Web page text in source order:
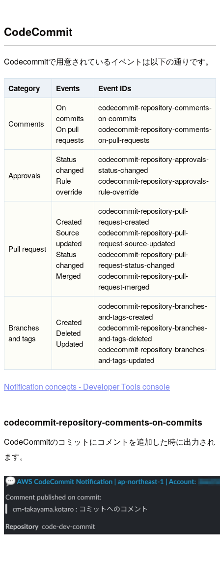
CodeCommit
Codecommitで用意されているイベントは以下の通りです。
Category Events Event IDs
Comments
On
commits
On pull
requests
codecommit-repository-comments-
on-commits
codecommit-repository-comments-
on-pull-requests
Approvals
Status
changed
Rule
override
codecommit-repository-approvals-
status-changed
codecommit-repository-approvals-
rule-override
Pull request
Created
Source
updated
Status
changed
Merged
codecommit-repository-pull-
request-created
codecommit-repository-pull-
request-source-updated
codecommit-repository-pull-
request-status-changed
codecommit-repository-pull-
request-merged
Branches
and tags
Created
Deleted
Updated
codecommit-repository-branches-
and-tags-created
codecommit-repository-branches-
and-tags-deleted
codecommit-repository-branches-
and-tags-updated
Notification concepts - Developer Tools console
codecommit-repository-comments-on-commits
CodeCommitのコミットにコメントを追加した時に出力され
ます。